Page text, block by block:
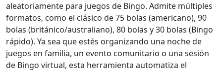
aleatoriamente para juegos de Bingo. Admite múltiples
formatos, como el clásico de 75 bolas (americano), 90
bolas (británico/australiano), 80 bolas y 30 bolas (Bingo
rápido). Ya sea que estés organizando una noche de
juegos en familia, un evento comunitario o una sesión
de Bingo virtual, esta herramienta automatiza el